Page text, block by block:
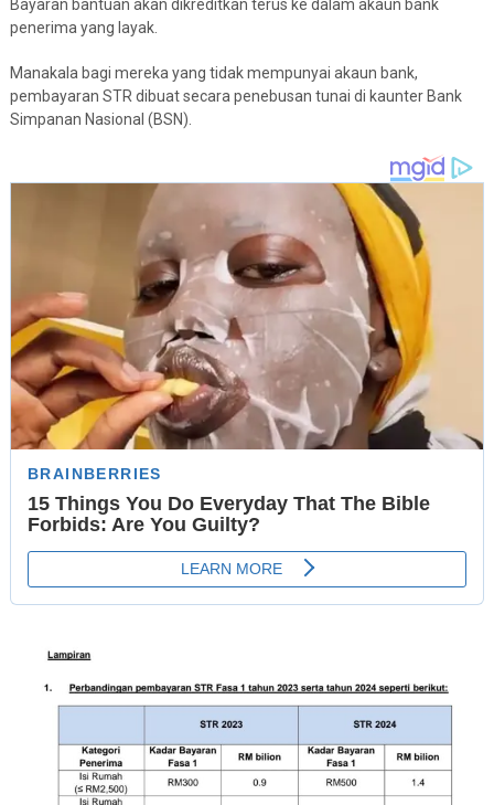
Bayaran bantuan akan dikreditkan terus ke dalam akaun bank
penerima yang layak.
Manakala bagi mereka yang tidak mempunyai akaun bank,
pembayaran STR dibuat secara penebusan tunai di kaunter Bank
Simpanan Nasional (BSN).